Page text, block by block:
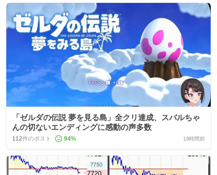
「ゼルダの伝説 夢を見る島」全クリ達成、スバルちゃ
んの切ないエンディングに感動の声多数
112件のポスト 94% 19時間前